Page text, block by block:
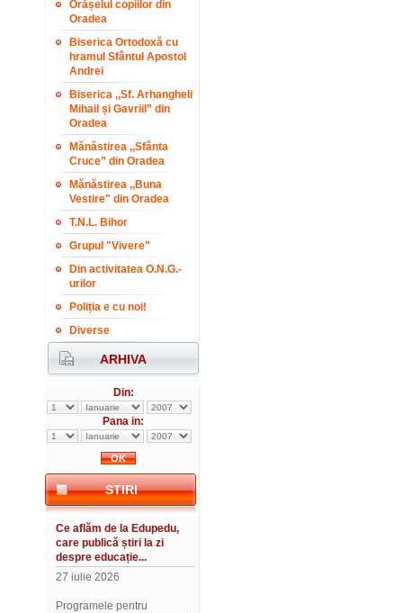
Orășelul copiilor din
Oradea
Biserica Ortodoxă cu
hramul Sfântul Apostol
Andrei
Biserica ,,Sf. Arhangheli
Mihail și Gavriil” din
Oradea
Mănăstirea ,,Sfânta
Cruce” din Oradea
Mănăstirea ,,Buna
Vestire" din Oradea
T.N.L. Bihor
Grupul "Vivere"
Din activitatea O.N.G.-
urilor
Poliția e cu noi!
Diverse
ARHIVA
Din:
Pana in:
STIRI
Ce aflăm de la Edupedu,
care publică știri la zi
despre educație...
27 iulie 2026
Programele pentru